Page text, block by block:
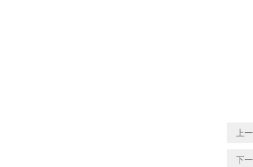
上
下一